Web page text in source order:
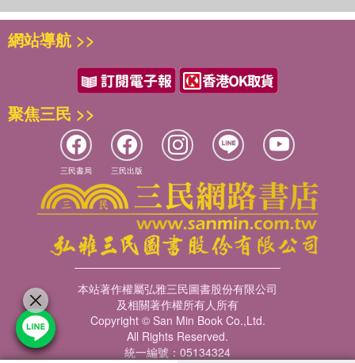
網站導航 >>
聚焦三民 >>
三民書局 三民出版
本站著作權屬弘雅三民圖書股份有限公司
及相關著作權所有人所有
Copyright © San Min Book Co.,Ltd.
All Rights Reserved.
統一編號：05134324